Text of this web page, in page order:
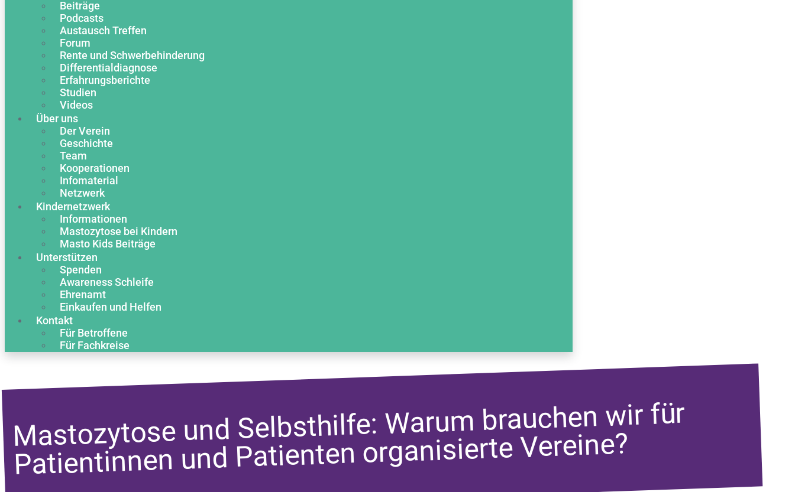
Beiträge
Podcasts
Austausch Treffen
Forum
Rente und Schwerbehinderung
Differentialdiagnose
Erfahrungsberichte
Studien
Videos
Über uns
Der Verein
Geschichte
Team
Kooperationen
Infomaterial
Netzwerk
Kindernetzwerk
Informationen
Mastozytose bei Kindern
Masto Kids Beiträge
Unterstützen
Spenden
Awareness Schleife
Ehrenamt
Einkaufen und Helfen
Kontakt
Für Betroffene
Für Fachkreise
Mastozytose und Selbsthilfe: Warum brauchen wir für
Patientinnen und Patienten organisierte Vereine?